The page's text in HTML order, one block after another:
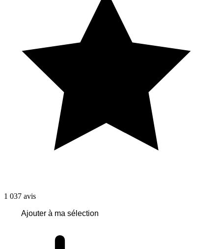
1 037 avis
Ajouter à ma sélection